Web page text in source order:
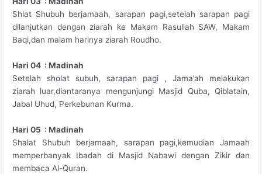
Shlat Shubuh berjamaah, sarapan pagi,setelah sarapan pagi
dilanjutkan dengan ziarah ke Makam Rasullah SAW, Makam
Baqi,dan malam harinya ziarah Roudho.
Hari 04 : Madinah
Setelah sholat subuh, sarapan pagi , Jama’ah melakukan
ziarah luar,diantaranya mengunjungi Masjid Quba, Qiblatain,
Jabal Uhud, Perkebunan Kurma.
Hari 05 : Madinah
Shalat Shubuh berjamaah, sarapan pagi,kemudian Jamaah
memperbanyak Ibadah di Masjid Nabawi dengan Zikir dan
membaca Al-Quran.